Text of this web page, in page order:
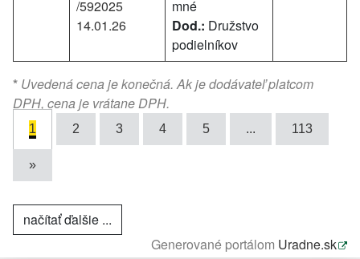
/592025
14.01.26
mné
Dod.: Družstvo
podielníkov
* Uvedená cena je konečná. Ak je dodávateľ platcom
DPH, cena je vrátane DPH.
1 2 3 4 5 ... 113
»
načítať ďalšie ...
Generované portálom Uradne.sk